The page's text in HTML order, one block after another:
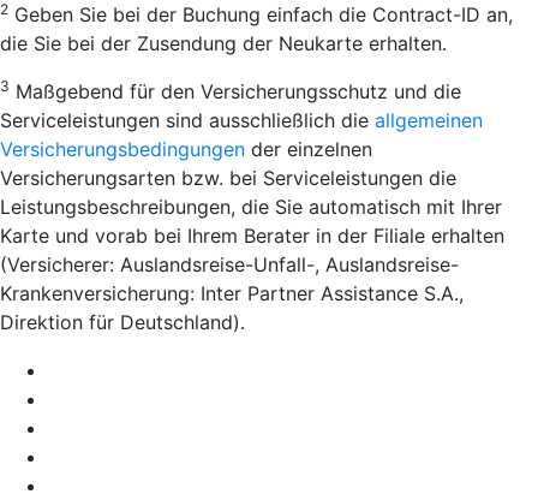
2 Geben Sie bei der Buchung einfach die Contract-ID an,
die Sie bei der Zusendung der Neukarte erhalten.
3 Maßgebend für den Versicherungsschutz und die
Serviceleistungen sind ausschließlich die allgemeinen
Versicherungsbedingungen der einzelnen
Versicherungsarten bzw. bei Serviceleistungen die
Leistungsbeschreibungen, die Sie automatisch mit Ihrer
Karte und vorab bei Ihrem Berater in der Filiale erhalten
(Versicherer: Auslandsreise-Unfall-, Auslandsreise-
Krankenversicherung: Inter Partner Assistance S.A.,
Direktion für Deutschland).